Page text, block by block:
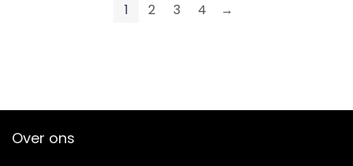
1 2 3 4 →
Over ons